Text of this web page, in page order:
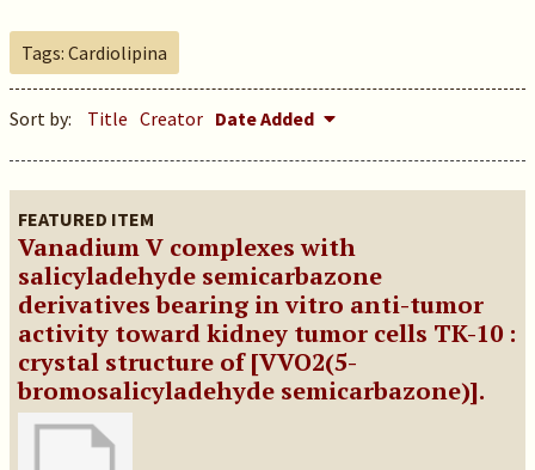
Tags: Cardiolipina
Sort by: Title Creator Date Added
FEATURED ITEM
Vanadium V complexes with
salicyladehyde semicarbazone
derivatives bearing in vitro anti-tumor
activity toward kidney tumor cells TK-10 :
crystal structure of [VVO2(5-
bromosalicyladehyde semicarbazone)].